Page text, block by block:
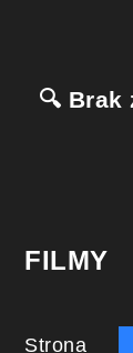
🔍
FILMY
Strona